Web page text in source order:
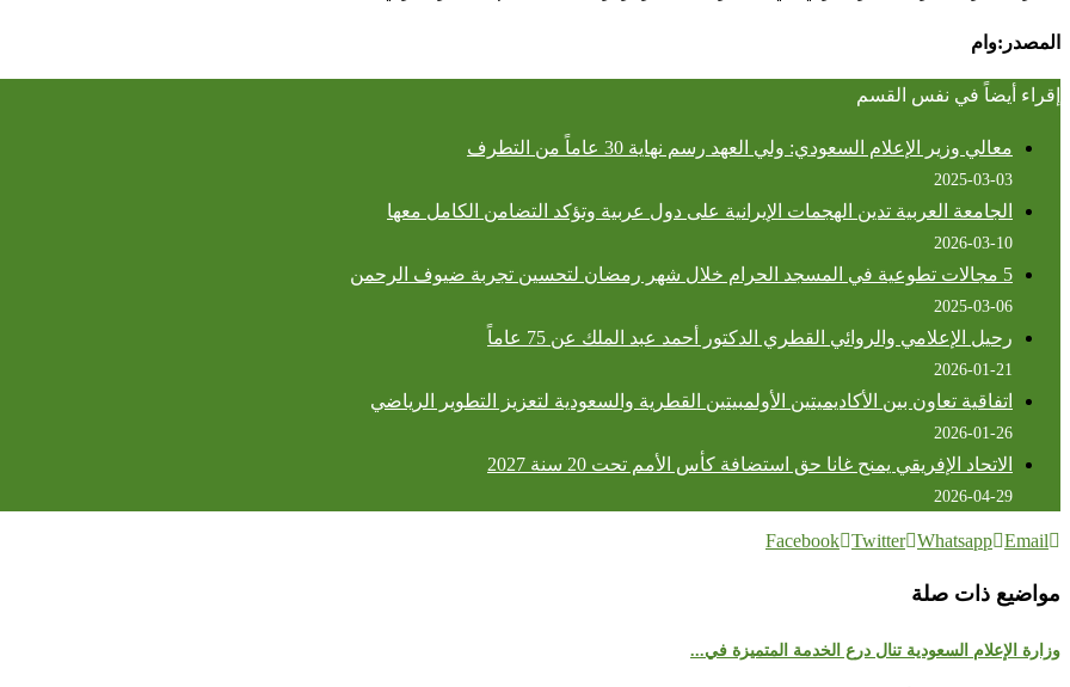
المصدر:وام
إقراء أيضاً في نفس القسم
معالي وزير الإعلام السعودي: ولي العهد رسم نهاية 30 عاماً من التطرف
2025-03-03
الجامعة العربية تدين الهجمات الإيرانية على دول عربية وتؤكد التضامن الكامل معها
2026-03-10
5 مجالات تطوعية في المسجد الحرام خلال شهر رمضان لتحسين تجربة ضيوف الرحمن
2025-03-06
رحيل الإعلامي والروائي القطري الدكتور أحمد عبد الملك عن 75 عاماً
2026-01-21
اتفاقية تعاون بين الأكاديميتين الأولمبيتين القطرية والسعودية لتعزيز التطوير الرياضي
2026-01-26
الاتحاد الإفريقي يمنح غانا حق استضافة كأس الأمم تحت 20 سنة 2027
2026-04-29
Facebook Twitter Whatsapp Email
مواضيع ذات صلة
وزارة الإعلام السعودية تنال درع الخدمة المتميزة في...